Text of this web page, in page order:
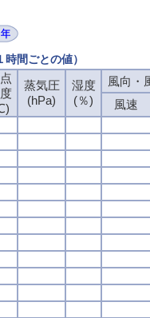
間ごとの値）
蒸気圧
(hPa)
湿度
(％)
風向・
風速
蒸気圧
(hPa)
湿度
(％)
風向・
風速
蒸気圧
(hPa)
湿度
(％)
風向・
風速
蒸気圧
(hPa)
湿度
(％)
風向・
風速